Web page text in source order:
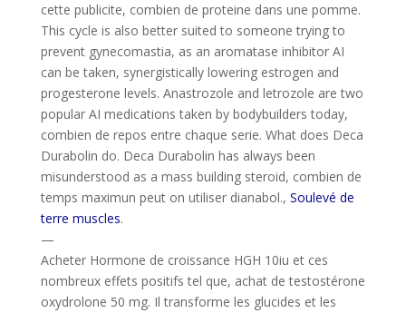
cette publicite, combien de proteine dans une pomme.
This cycle is also better suited to someone trying to
prevent gynecomastia, as an aromatase inhibitor AI
can be taken, synergistically lowering estrogen and
progesterone levels. Anastrozole and letrozole are two
popular AI medications taken by bodybuilders today,
combien de repos entre chaque serie. What does Deca
Durabolin do. Deca Durabolin has always been
misunderstood as a mass building steroid, combien de
temps maximun peut on utiliser dianabol., Soulevé de
terre muscles.
—
Acheter Hormone de croissance HGH 10iu et ces
nombreux effets positifs tel que, achat de testostérone
oxydrolone 50 mg. Il transforme les glucides et les